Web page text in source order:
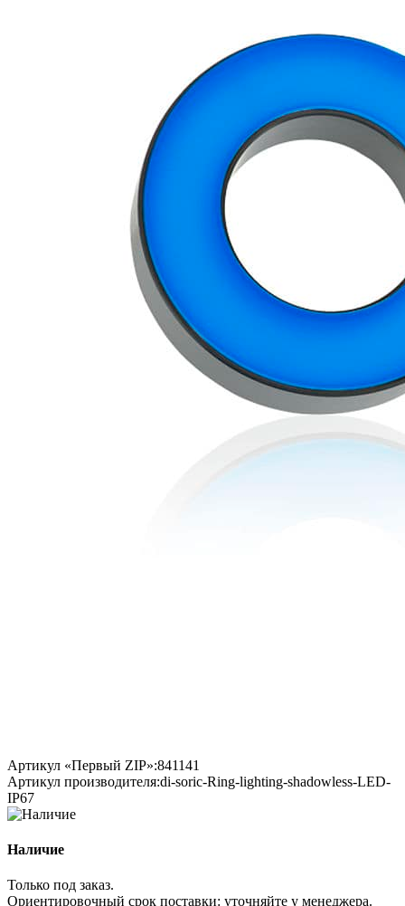
Артикул «Первый ZIP»:841141
Артикул производителя:di-soric-Ring-lighting-shadowless-LED-
IP67
Наличие
Только под заказ.
Ориентировочный срок поставки: уточняйте у менеджера.